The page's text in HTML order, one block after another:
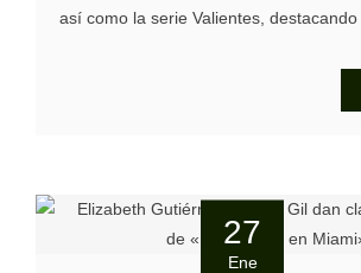
así como la serie Valientes, destacando
27
Ene